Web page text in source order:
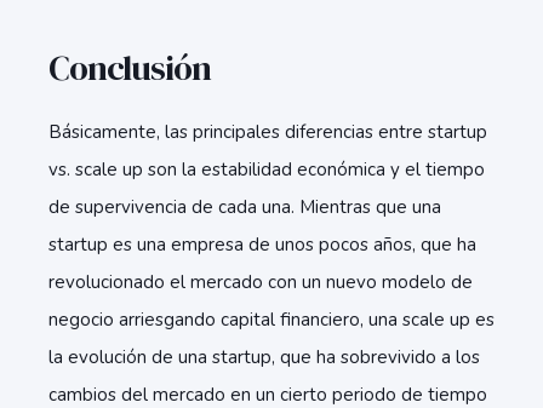
Conclusión
Básicamente, las principales diferencias entre startup
vs. scale up son la estabilidad económica y el tiempo
de supervivencia de cada una. Mientras que una
startup es una empresa de unos pocos años, que ha
revolucionado el mercado con un nuevo modelo de
negocio arriesgando capital financiero, una scale up es
la evolución de una startup, que ha sobrevivido a los
cambios del mercado en un cierto periodo de tiempo